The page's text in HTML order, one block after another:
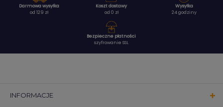
Darmowa wysyłka
od 129 zł
Koszt dostawy
od 0 zł
Wysyłka
24 godziny
Bezpieczne płatności
szyfrowanie SSL
INFORMACJE